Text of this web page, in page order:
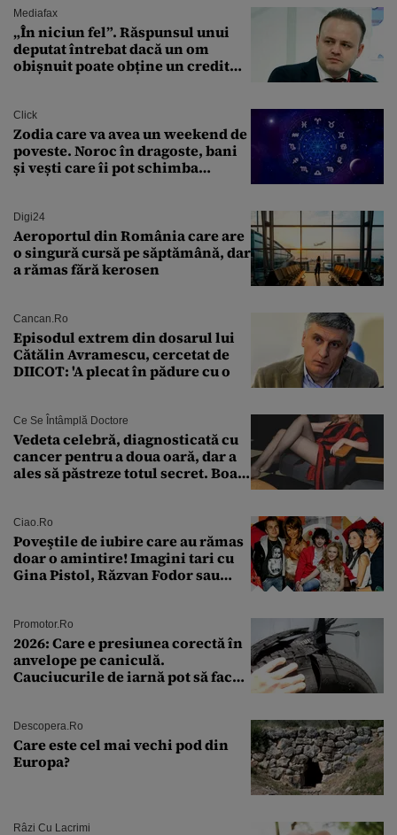
Mediafax
„În niciun fel”. Răspunsul unui
deputat întrebat dacă un om
obișnuit poate obține un credit
Click
Zodia care va avea un weekend de
poveste. Noroc în dragoste, bani
și vești care îi pot schimba
Digi24
Aeroportul din România care are
o singură cursă pe săptămână, dar
a rămas fără kerosen
Cancan.ro
Episodul extrem din dosarul lui
Cătălin Avramescu, cercetat de
DIICOT: 'A plecat în pădure cu o
Ce Se Întâmplă Doctore
Vedeta celebră, diagnosticată cu
cancer pentru a doua oară, dar a
ales să păstreze totul secret. Boala
Ciao.ro
Poveştile de iubire care au rămas
doar o amintire! Imagini tari cu
Gina Pistol, Răzvan Fodor sau
Promotor.ro
2026: Care e presiunea corectă în
anvelope pe caniculă.
Cauciucurile de iarnă pot să facă
Descopera.ro
Care este cel mai vechi pod din
Europa?
Râzi Cu Lacrimi